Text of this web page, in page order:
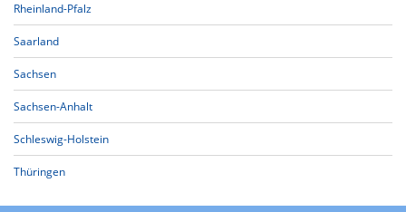
Rheinland-Pfalz
Saarland
Sachsen
Sachsen-Anhalt
Schleswig-Holstein
Thüringen